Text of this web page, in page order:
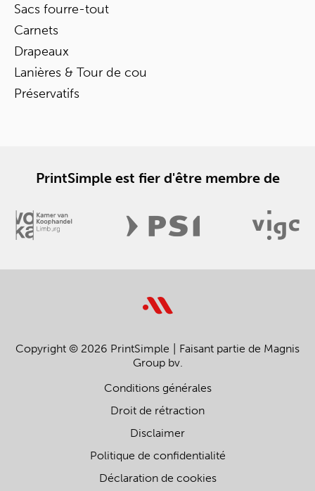
Sacs fourre-tout
Carnets
Drapeaux
Lanières & Tour de cou
Préservatifs
PrintSimple est fier d'être membre de
Copyright © 2026 PrintSimple
Faisant partie de Magnis
Group bv.
Conditions générales
Droit de rétraction
Disclaimer
Politique de confidentialité
Déclaration de cookies